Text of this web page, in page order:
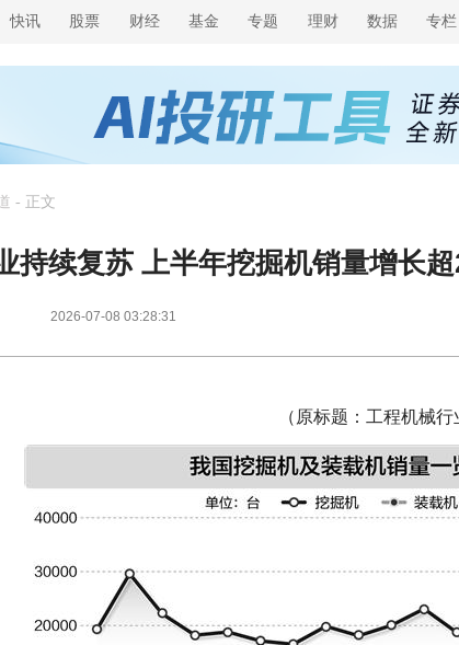
快讯 股票 财经 基金 专题 理财 数据 专栏
- 正文
持续复苏 上半年挖掘机销量增长
2026-07-08 03:28:31
（原标题：工程机械